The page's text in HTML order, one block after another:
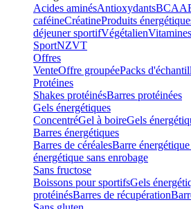
Acides aminésAntioxydantsBCAA
caféineCréatineProduits
déjeuner sportifVégétalien
SportNZVT
Offres
VenteOffre groupéePacks
Protéines
Shakes protéinésBarres protéinées
Gels énergétiques
ConcentréGel à boireGels
Barres énergétiques
Barres de céréalesBarre
énergétique sans enrobage
Sans fructose
Boissons pour sportifsGels
protéinésBarres de récupération